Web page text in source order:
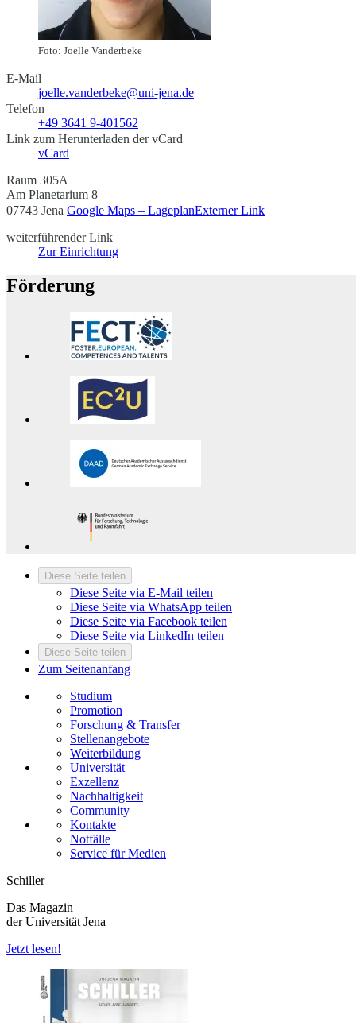
Foto: Joelle Vanderbeke
E-Mail
joelle.vanderbeke@uni-jena.de
Telefon
+49 3641 9-401562
Link zum Herunterladen der vCard
vCard
Raum 305A
Am Planetarium 8
07743 Jena Google Maps – LageplanExterner Link
weiterführender Link
Zur Einrichtung
Förderung
Diese Seite teilen
Diese Seite via E-Mail teilen
Diese Seite via WhatsApp teilen
Diese Seite via Facebook teilen
Diese Seite via LinkedIn teilen
Diese Seite teilen
Zum Seitenanfang
Studium
Promotion
Forschung & Transfer
Stellenangebote
Weiterbildung
Universität
Exzellenz
Nachhaltigkeit
Community
Kontakte
Notfälle
Service für Medien
Schiller
Das Magazin
der Universität Jena
Jetzt lesen!